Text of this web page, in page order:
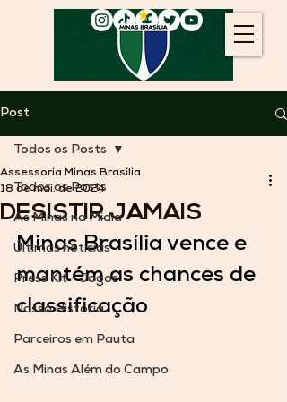
Post
Todos os Posts
As Minas na Mídia
Últimas notícias
Press Kit - Jogos
Nossa História
Parceiros em Pauta
As Minas Além do Campo
Todos os Posts
DESISTIR JAMAIS
Assessoria Minas Brasília
18 de mai. de 2024
Minas Brasília vence e
mantém as chances de
classificação